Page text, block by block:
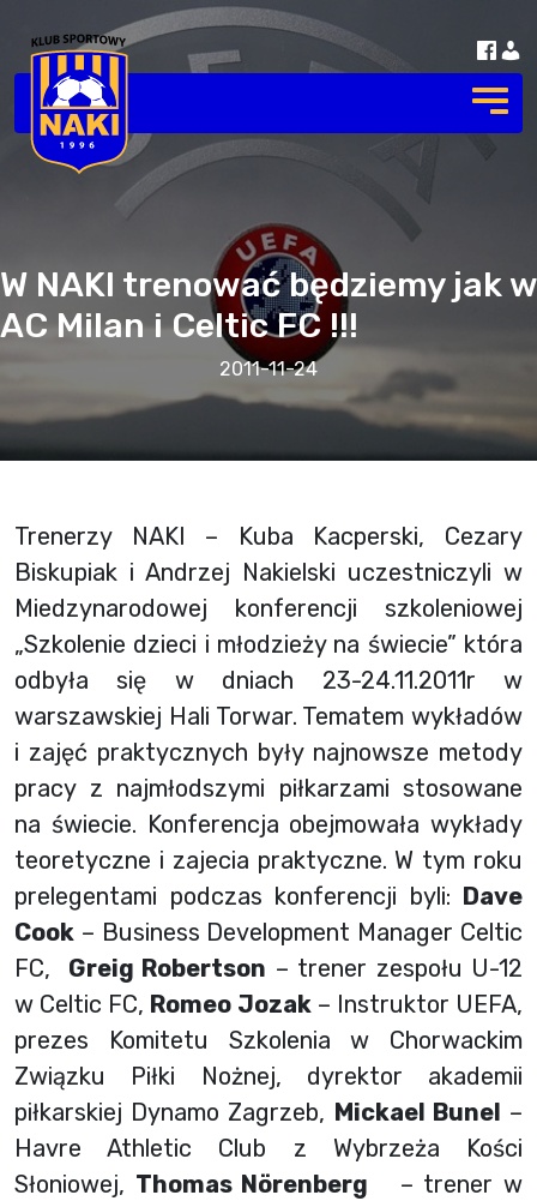
W NAKI trenować będziemy jak w
AC Milan i Celtic FC !!!
2011-11-24
Trenerzy NAKI – Kuba Kacperski, Cezary
Biskupiak i Andrzej Nakielski uczestniczyli w
Miedzynarodowej konferencji szkoleniowej
„Szkolenie dzieci i młodzieży na świecie” która
odbyła się w dniach 23-24.11.2011r w
warszawskiej Hali Torwar. Tematem wykładów
i zajęć praktycznych były najnowsze metody
pracy z najmłodszymi piłkarzami stosowane
na świecie. Konferencja obejmowała wykłady
teoretyczne i zajecia praktyczne. W tym roku
prelegentami podczas konferencji byli: Dave
Cook – Business Development Manager Celtic
FC, Greig Robertson – trener zespołu U-12
w Celtic FC, Romeo Jozak– Instruktor UEFA,
prezes Komitetu Szkolenia w Chorwackim
Związku Piłki Nożnej, dyrektor akademii
piłkarskiej Dynamo Zagrzeb, Mickael Bunel –
Havre Athletic Club z Wybrzeża Kości
Słoniowej, Thomas Nörenberg – trener w